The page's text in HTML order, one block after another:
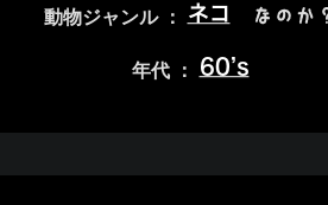
動物ジャンル ： ネコ なのか
年代 ： 60’s